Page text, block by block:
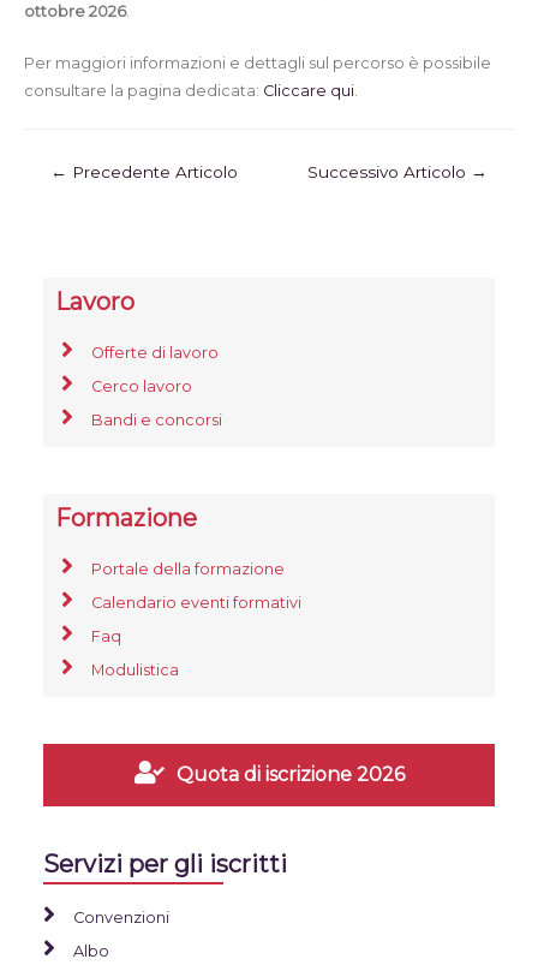
ottobre 2026.
Per maggiori informazioni e dettagli sul percorso è possibile
consultare la pagina dedicata: Cliccare qui.
← Precedente Articolo Successivo Articolo →
Lavoro
Offerte di lavoro
Cerco lavoro
Bandi e concorsi
Formazione
Portale della formazione
Calendario eventi formativi
Faq
Modulistica
Quota di iscrizione 2026
Servizi per gli iscritti
Convenzioni
Albo